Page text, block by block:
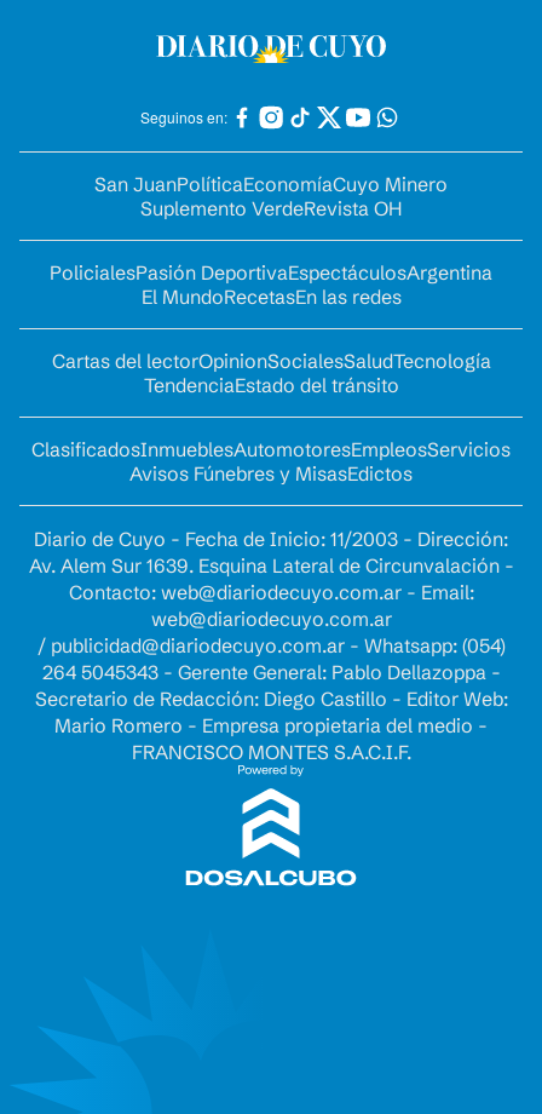
Seguinos en:
San JuanPolíticaEconomíaCuyo Minero
Suplemento VerdeRevista OH
PolicialesPasión DeportivaEspectáculosArgentina
El MundoRecetasEn las redes
Cartas del lectorOpinionSocialesSaludTecnología
TendenciaEstado del tránsito
ClasificadosInmueblesAutomotoresEmpleosServicios
Avisos Fúnebres y MisasEdictos
Diario de Cuyo - Fecha de Inicio: 11/2003 - Dirección:
Av. Alem Sur 1639. Esquina Lateral de Circunvalación -
Contacto: web@diariodecuyo.com.ar- Email:
web@diariodecuyo.com.ar
/ publicidad@diariodecuyo.com.ar- Whatsapp: (054)
264 5045343 - Gerente General: Pablo Dellazoppa -
Secretario de Redacción: Diego Castillo - Editor Web:
Mario Romero - Empresa propietaria del medio -
FRANCISCO MONTES S.A.C.I.F.